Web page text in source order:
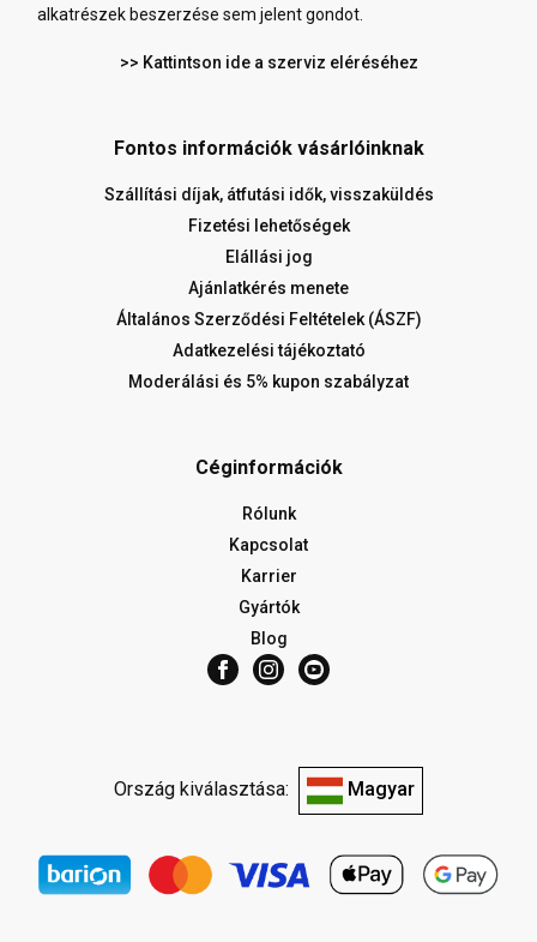
alkatrészek beszerzése sem jelent gondot.
>> Kattintson ide a szerviz eléréséhez
Fontos információk vásárlóinknak
Szállítási díjak, átfutási idők, visszaküldés
Fizetési lehetőségek
Elállási jog
Ajánlatkérés menete
Általános Szerződési Feltételek (ÁSZF)
Adatkezelési tájékoztató
Moderálási és 5% kupon szabályzat
Céginformációk
Rólunk
Kapcsolat
Karrier
Gyártók
Blog
Ország kiválasztása: Magyar